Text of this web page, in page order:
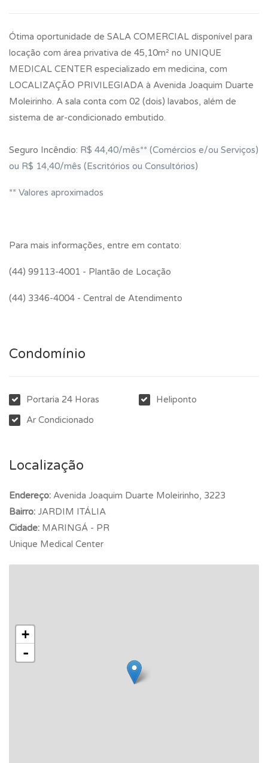
Ótima oportunidade de SALA COMERCIAL disponível para
locação com área privativa de 45,10m² no UNIQUE
MEDICAL CENTER especializado em medicina, com
LOCALIZAÇÃO PRIVILEGIADA à Avenida Joaquim Duarte
Moleirinho. A sala conta com 02 (dois) lavabos, além de
sistema de ar-condicionado embutido.
Seguro Incêndio: R$ 44,40/mês** (Comércios e/ou Serviços)
ou R$ 14,40/mês (Escritórios ou Consultórios)
** Valores aproximados
Para mais informações, entre em contato:
(44) 99113-4001 - Plantão de Locação
(44) 3346-4004 - Central de Atendimento
Condomínio
Portaria 24 Horas
Ar Condicionado
Heliponto
Localização
Endereço: Avenida Joaquim Duarte Moleirinho, 3223
Bairro: JARDIM ITÁLIA
Cidade: MARINGÁ - PR
Unique Medical Center
+
-